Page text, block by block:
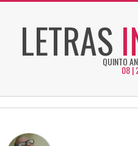
LETRASQUINTO
08 |
Menu